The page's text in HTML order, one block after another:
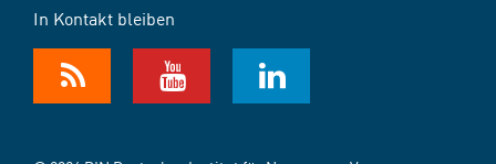
In Kontakt bleiben